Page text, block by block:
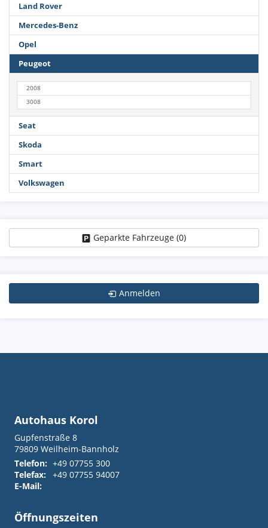
Land Rover
Mercedes-Benz
Opel
Peugeot
2008
3008
Seat
Skoda
Smart
Volkswagen
Geparkte Fahrzeuge (0)
Anmelden
Autohaus Korol
Gupfenstraße 8
79809 Weilheim-Bannholz
Telefon: +49 07755 300
Telefax: +49 07755 94007
E-Mail:
Öffnungszeiten